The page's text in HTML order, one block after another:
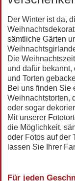
Der Winter ist da,
sämtliche Gärten
Die
und dafür
und Torten
Bei uns finden Sie
Weihnachtstorten,
oder sogar
Mit unserer
die Möglichkeit,
oder Fotos auf der
lassen Sie Ihrer
Für jeden